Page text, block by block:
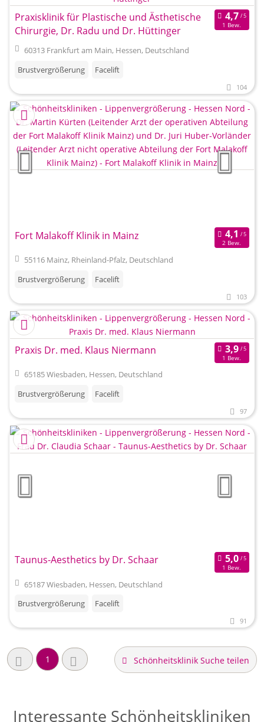
Praxisklinik für Plastische und Ästhetische
Chirurgie, Dr. Radu und Dr. Hüttinger
1 Bew.
60313 Frankfurt am Main, Hessen, Deutschland
Brustvergrößerung
Facelift
104
Fort Malakoff Klinik in Mainz
2 Bew.
55116 Mainz, Rheinland-Pfalz, Deutschland
Brustvergrößerung
Facelift
103
Praxis Dr. med. Klaus Niermann
1 Bew.
65185 Wiesbaden, Hessen, Deutschland
Brustvergrößerung
Facelift
97
Taunus-Aesthetics by Dr. Schaar
1 Bew.
65187 Wiesbaden, Hessen, Deutschland
Brustvergrößerung
Facelift
91
1 Schönheitsklinik Suche teilen
Interessante Schönheitskliniken